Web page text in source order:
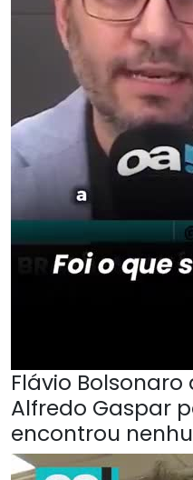
Flávio
Alfredo Gaspar
encontrou